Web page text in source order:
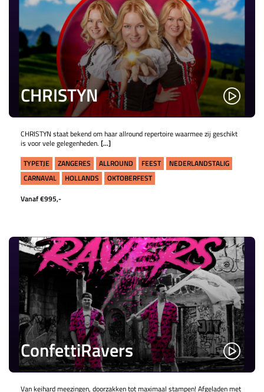
CHRISTYN
CHRISTYN staat bekend om haar allround repertoire waarmee zij geschikt
is voor vele gelegenheden. [...]
TYPETJE
ZANGERES ALLROUND FEEST
NEDERLANDSTALIG
CARNAVAL
HOLLANDS
OKTOBERFEST
Vanaf €995,-
ConfettiRavers
Van keihard meezingen, doorzakken tot maximaal stampen! Afgeladen met